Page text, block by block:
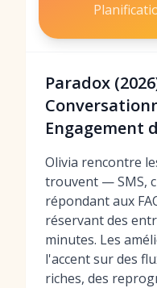
Paradox
Engagement
Olivia rencontre
trouvent — SMS,
répondant aux
réservant des
minutes. Les
l'accent sur des
riches, des